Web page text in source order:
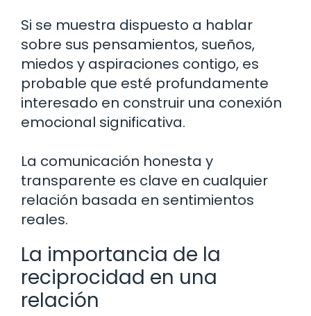
Si se muestra dispuesto a hablar
sobre sus pensamientos, sueños,
miedos y aspiraciones contigo, es
probable que esté profundamente
interesado en construir una conexión
emocional significativa.
La comunicación honesta y
transparente es clave en cualquier
relación basada en sentimientos
reales.
La importancia de la
reciprocidad en una
relación